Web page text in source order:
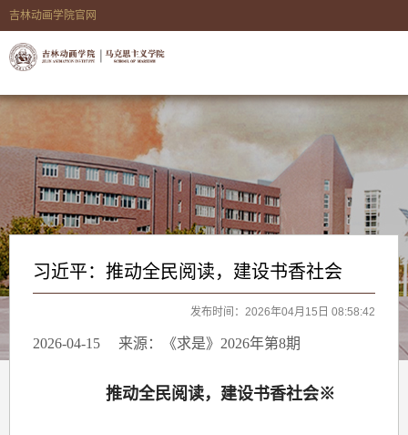
吉林动画学院官网
习近平：推动全民阅读，建设书香社会
发布时间：2026年04月15日 08:58:42
2026-04-15 来源：《求是》2026年第8期
推动全民阅读，建设书香社会※